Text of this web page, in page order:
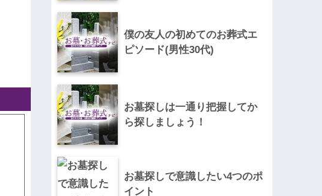
僕の友人の初めてのお葬式エ
ピソード(男性30代)
お墓探しは一通り把握してか
ら探しましょう！
お墓探しで意識したい4つのポ
イント